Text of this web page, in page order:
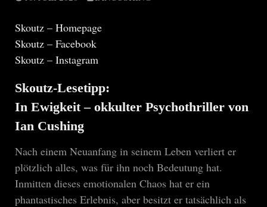
Skoutz – Homepage
Skoutz – Facebook
Skoutz – Instagram
Skoutz-Lesetipp:
In Ewigkeit – okkulter Psychothriller von
Ian Cushing
Nach einem Neuanfang in seinem Leben verliert er
plötzlich alles, was für ihn noch Bedeutung hat.
Inmitten dieses emotionalen Chaos hat er ein
phantastisches Erlebnis, aber besitzt er tatsächlich als